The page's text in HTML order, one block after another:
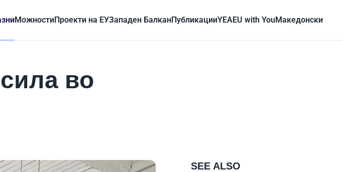
МожностиПроекти на ЕУЗападен БалканПубликацииYEAEU with YouMакедонски
во
SEE ALSO